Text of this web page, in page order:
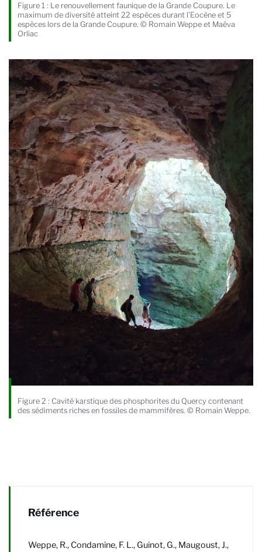
Figure 1 : Le renouvellement faunique de la Grande Coupure. Le
maximum de diversité atteint 22 espèces durant l’Eocène et 5
espèces lors de la Grande Coupure. © Romain Weppe et Maëva
Orliac
Figure 2 : Cavité karstique des phosphorites du Quercy contenant
des sédiments riches en fossiles de mammifères. © Romain Weppe.
Référence
Weppe, R., Condamine, F. L., Guinot, G., Maugoust, J.,